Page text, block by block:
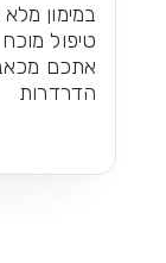
במימון
טיפול
אתכם מכאב
הדרדרות